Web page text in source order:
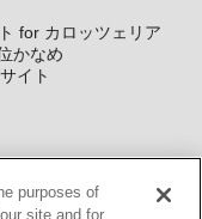
for カロッツェリア
かなめ
イト
イト・システム向け地
purposes of
site and for